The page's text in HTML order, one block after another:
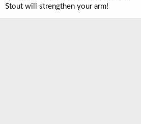
Stout will strengthen your arm!